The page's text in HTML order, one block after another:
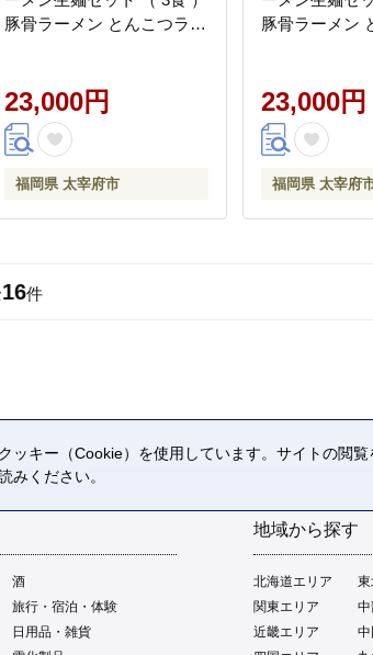
豚骨ラーメン とんこつラー
麺 生麺 セット 豚骨 豚骨ス
ープ とんこつスープ 麺 定
期 定期便 定期配送
23,000円
福岡県 太宰府市
豚骨ラーメン
麺 生麺 セット
ープ とんこつ
期 定期便 定期
23,000円
福岡県 太宰府
16件
酒
旅行・宿泊・体験
日用品・雑貨
地域から探す
北海道エリア
東
関東エリア
中
近畿エリア
中
ッキー（Cookie）を使用しています。サイトの閲
みください。